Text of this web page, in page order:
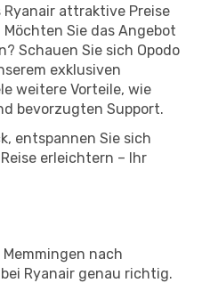
Ryanair attraktive Preise
Sie das Angebot
Schauen Sie sich Opodo
exklusiven
weitere Vorteile, wie
bevorzugten Support.
entspannen Sie sich
erleichtern – Ihr
Memmingen nach
Ryanair genau richtig.